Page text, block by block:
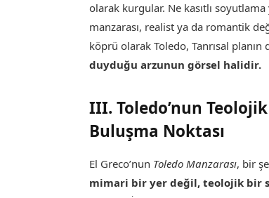
olarak kurgular. Ne kasıtlı
manzarası, realist ya da romantik
köprü olarak Toledo, Tanrısal planın
duyduğu arzunun görsel halidir.
III. Toledo’nun
Buluşma Noktası
El Greco’nun Toledo Manzarası, bir
mimari bir yer değil, teolojik bir